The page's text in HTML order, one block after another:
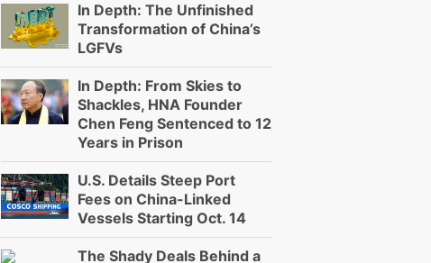
In Depth: The Unfinished
Transformation of China’s
LGFVs
In Depth: From Skies to
Shackles, HNA Founder
Chen Feng Sentenced to 12
Years in Prison
U.S. Details Steep Port
Fees on China-Linked
Vessels Starting Oct. 14
The Shady Deals Behind a